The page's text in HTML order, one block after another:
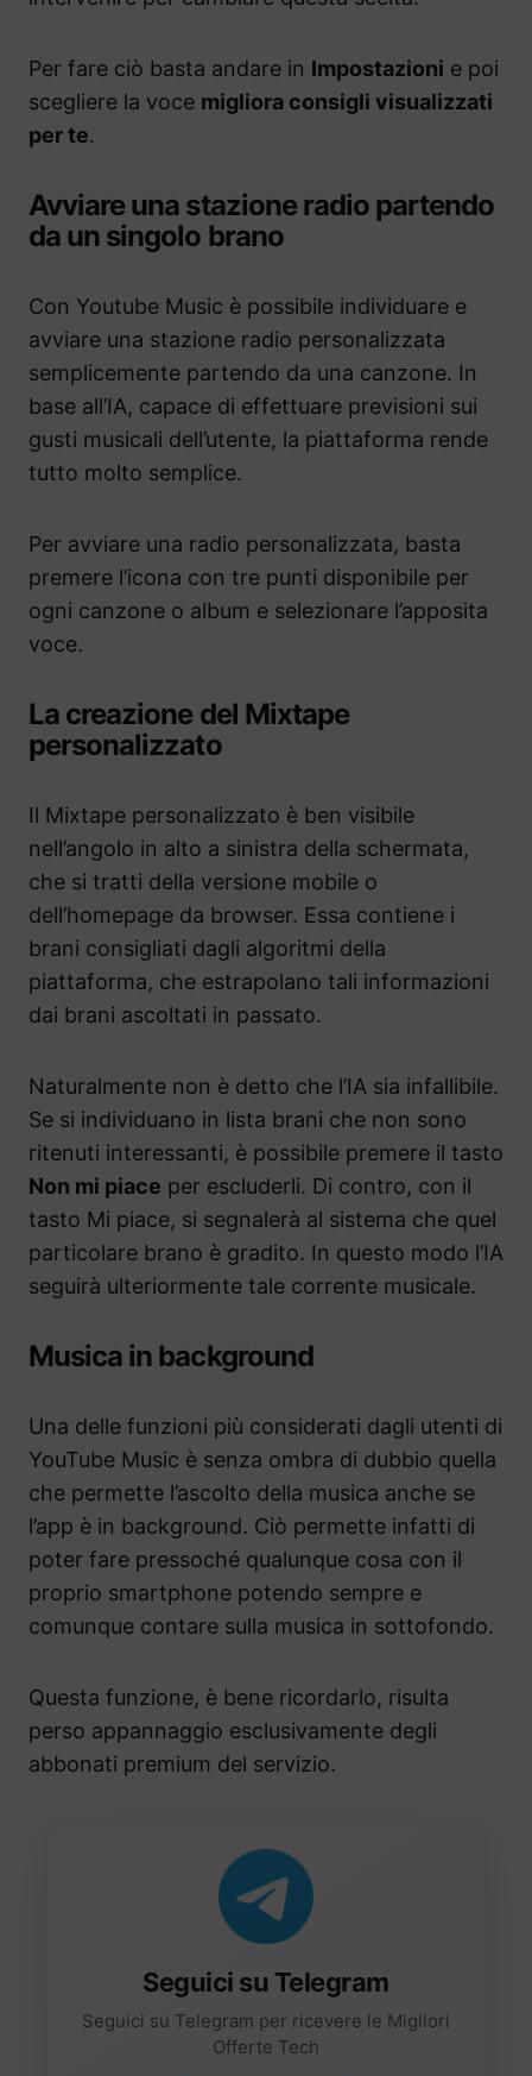
Per fare ciò basta andare in Impostazioni e poi
scegliere la voce migliora consigli visualizzati
per te.
Avviare una stazione radio partendo
da un singolo brano
Con Youtube Music è possibile individuare e
avviare una stazione radio personalizzata
semplicemente partendo da una canzone. In
base all’IA, capace di effettuare previsioni sui
gusti musicali dell’utente, la piattaforma rende
tutto molto semplice.
Per avviare una radio personalizzata, basta
premere l’icona con tre punti disponibile per
ogni canzone o album e selezionare l’apposita
voce.
La creazione del Mixtape
personalizzato
Il Mixtape personalizzato è ben visibile
nell’angolo in alto a sinistra della schermata,
che si tratti della versione mobile o
dell’homepage da browser. Essa contiene i
brani consigliati dagli algoritmi della
piattaforma, che estrapolano tali informazioni
dai brani ascoltati in passato.
Naturalmente non è detto che l’IA sia infallibile.
Se si individuano in lista brani che non sono
ritenuti interessanti, è possibile premere il tasto
Non mi piace per escluderli. Di contro, con il
tasto Mi piace, si segnalerà al sistema che quel
particolare brano è gradito. In questo modo l’IA
seguirà ulteriormente tale corrente musicale.
Musica in background
Una delle funzioni più considerati dagli utenti di
YouTube Music è senza ombra di dubbio quella
che permette l’ascolto della musica anche se
l’app è in background. Ciò permette infatti di
poter fare pressoché qualunque cosa con il
proprio smartphone potendo sempre e
comunque contare sulla musica in sottofondo.
Questa funzione, è bene ricordarlo, risulta
perso appannaggio esclusivamente degli
abbonati premium del servizio.
Seguici su Telegram
Seguici su Telegram per ricevere le Migliori
Offerte Tech